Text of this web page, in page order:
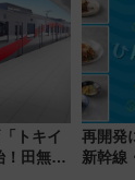
み限定
トキイ
！田無・
再開発
新幹線